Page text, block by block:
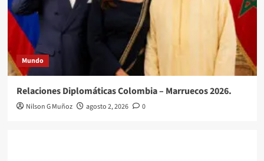
Mundo
Relaciones Diplomáticas Colombia – Marruecos 2026.
Nilson G Muñoz agosto 2, 2026 0